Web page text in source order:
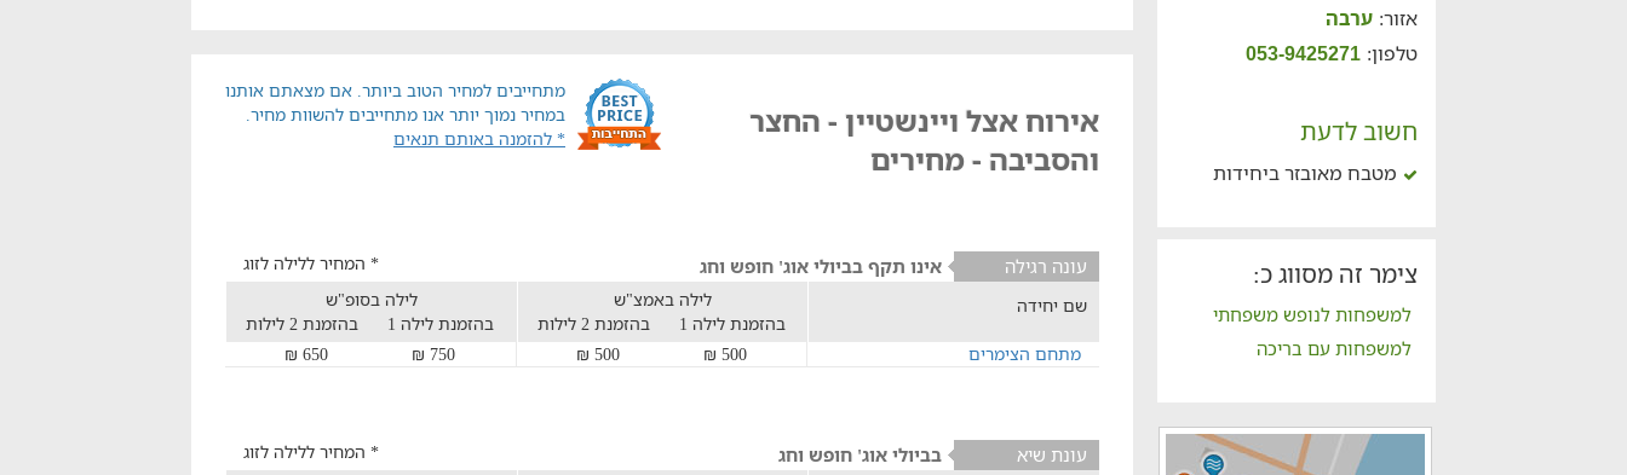
אזור: ערבה
טלפון: 053-9425271
חשוב לדעת
מטבח מאובזר ביחידות
צימר זה מסווג כ:
למשפחות לנופש משפחתי
למשפחות עם בריכה
מתחייבים למחיר הטוב ביותר. אם מצאתם אותנו
במחיר נמוך יותר אנו מתחייבים להשוות מחיר.
* להזמנה באותם תנאים
אירוח אצל ויינשטיין - החצר
והסביבה - מחירים
עונה רגילה אינו תקף בביולי אוג' חופש וחג
* המחיר ללילה לזוג
שם יחידה
לילה באמצ"ש
בהזמנת לילה 1
בהזמנת 2 לילות
לילה בסופ"ש
בהזמנת לילה 1
בהזמנת 2 לילות
מתחם הצימרים
500 ₪
500 ₪
750 ₪
650 ₪
עונת שיא בביולי אוג' חופש וחג
* המחיר ללילה לזוג